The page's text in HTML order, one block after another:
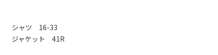
シャツ 16-33
ジャケット 41R